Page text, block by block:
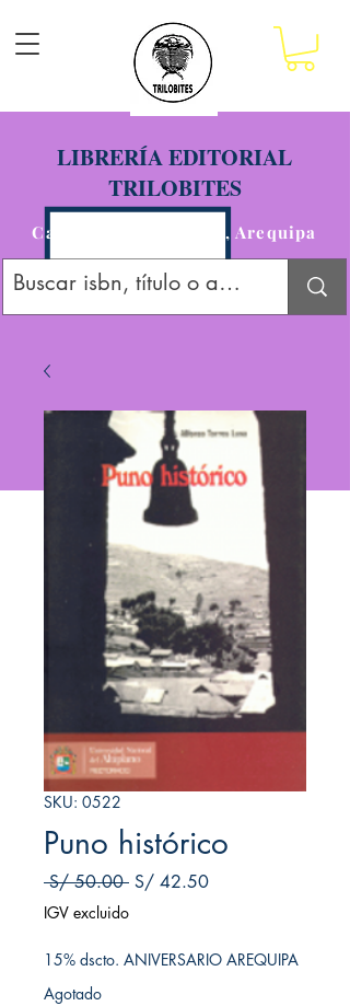
LIBRERÍA EDITORIAL
TRILOBITES
Calle San Agustín 201, Arequipa
SKU: 0522
Puno histórico
S/ 50.00 Precio
S/ 42.50Precio de oferta
IGV excluido
15% dscto. ANIVERSARIO AREQUIPA
Agotado